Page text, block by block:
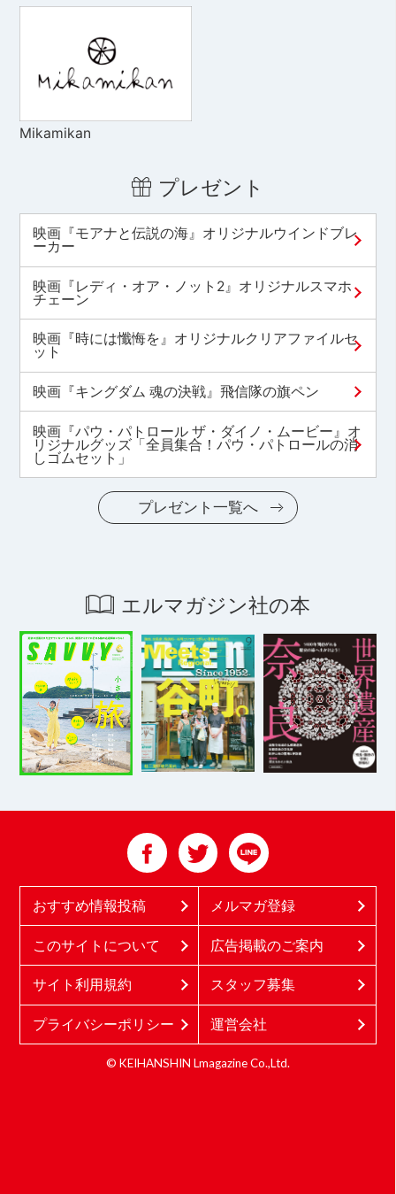
Mikamikan
プレゼント
映画『モアナと伝説の海』オリジナルウインドブレ
ーカー
映画『レディ・オア・ノット2』オリジナルスマホ
チェーン
映画『時には懺悔を』オリジナルクリアファイルセ
ット
映画『キングダム 魂の決戦』飛信隊の旗ペン
映画『パウ・パトロール ザ・ダイノ・ムービー』オ
リジナルグッズ「全員集合！パウ・パトロールの消
しゴムセット」
プレゼント一覧へ
エルマガジン社の本
おすすめ情報投稿 メルマガ登録
このサイトについて 広告掲載のご案内
サイト利用規約 スタッフ募集
プライバシーポリシー 運営会社
© KEIHANSHIN Lmagazine Co.,Ltd.